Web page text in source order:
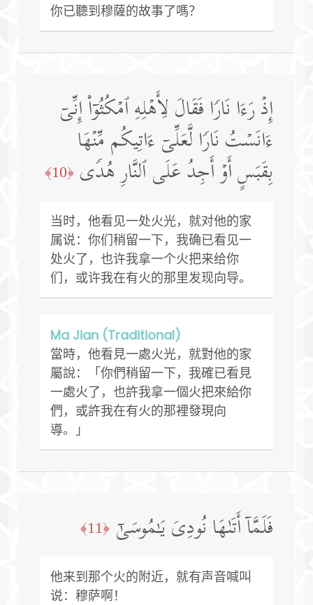
你已聽到穆薩的故事了嗎？
إِذۡ رَءَا نَارࣰا فَقَالَ لِأَهۡلِهِ ٱمۡكُثُوۤا۟ إِنِّیۤ
ءَانَسۡتُ نَارࣰا لَّعَلِّیۤ ءَاتِیكُم مِّنۡهَا
بِقَبَسٍ أَوۡ أَجِدُ عَلَى ٱلنَّارِ هُدࣰى ﴿10﴾
当时，他看见一处火光，就对他的家
属说：你们稍留一下，我确已看见一
处火了，也许我拿一个火把来给你
们，或许我在有火的那里发现向导。
Ma Jian (Traditional)
當時，他看見一處火光，就對他的家
屬說：「你們稍留一下，我確已看見
一處火了，也許我拿一個火把來給你
們，或許我在有火的那裡發現向
導。」
فَلَمَّاۤ أَتَىٰهَا نُودِیَ یَـٰمُوسَىٰۤ ﴿11﴾
他来到那个火的附近，就有声音喊叫
说：穆萨啊！